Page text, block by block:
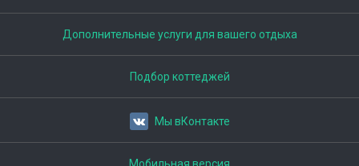
Дополнительные услуги для вашего отдыха
Подбор коттеджей
Мы вКонтакте